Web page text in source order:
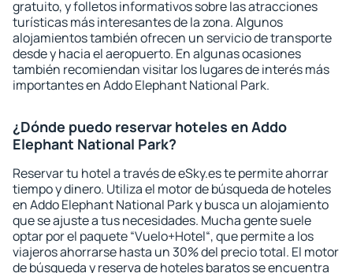
gratuito, y folletos informativos sobre las atracciones
turísticas más interesantes de la zona. Algunos
alojamientos también ofrecen un servicio de transporte
desde y hacia el aeropuerto. En algunas ocasiones
también recomiendan visitar los lugares de interés más
importantes en Addo Elephant National Park.
¿Dónde puedo reservar hoteles en Addo
Elephant National Park?
Reservar tu hotel a través de eSky.es te permite ahorrar
tiempo y dinero. Utiliza el motor de búsqueda de hoteles
en Addo Elephant National Park y busca un alojamiento
que se ajuste a tus necesidades. Mucha gente suele
optar por el paquete “Vuelo+Hotel“, que permite a los
viajeros ahorrarse hasta un 30% del precio total. El motor
de búsqueda y reserva de hoteles baratos se encuentra